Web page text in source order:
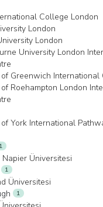
College London
London
London
University London
Greenwich International
Roehampton London
York International
1
Napier Üniversitesi
1
Üniversitesi
1